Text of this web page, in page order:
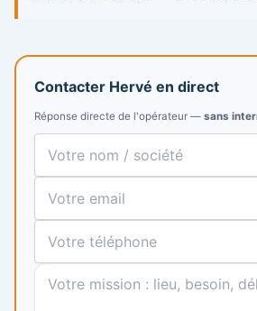
Contacter Hervé en direct
Réponse directe de l'opérateur — sans